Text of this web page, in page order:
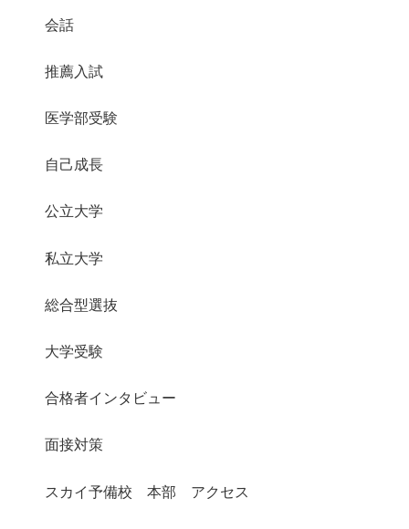
会話
推薦入試
医学部受験
自己成長
公立大学
私立大学
総合型選抜
大学受験
合格者インタビュー
面接対策
スカイ予備校 本部 アクセス